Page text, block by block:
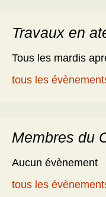
Travaux en
Tous les mardis
tous les
Membres du
Aucun évènement
tous les